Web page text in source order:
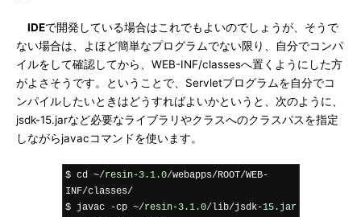
IDEで開発している場合はこれでもよいのでしょうが、そうで
ない場合は、よほど簡単なプログラムでない限り、自分でコンパ
イルをして確認してから、WEB-INF/classesへ置くようにした方
がよさそうです。ということで、Servletプログラムを自分でコ
ンパイルしたいときはどうすればよいかというと、次のように、
jsdk-15.jarなど必要なライブラリやクラスへのクラスパスを指定
しながらjavacコマンドを使います。
$ cd ~/resin-3.1.0/webapps/ROOT/WEB-
INF/classes/
$ javac
-cp ~/resin-3.1.0/ lib/jsdk-15.jar